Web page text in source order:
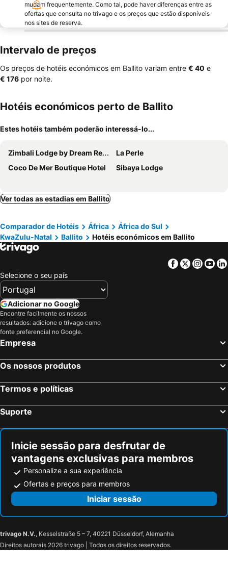
mudam frequentemente. Como tal, pode haver diferenças entre as
ofertas que consulta no trivago e os preços que estão disponíveis
nos sites de reserva.
Intervalo de preços
Os preços de hotéis económicos em Ballito variam entre ‎€ 40 e
‎€ 176 por noite.
Hotéis económicos perto de Ballito
Estes hotéis também poderão interessá-lo...
Zimbali Lodge by Dream Resorts
La Perle
Coco De Mer Boutique Hotel
Sibaya Lodge
Ver todas as estadias em Ballito
Comparador de Hotéis África
África do Sul
KwaZulu-Natal
Ballito Hotéis económicos em Ballito
Facebook
Twitter
Selecione o seu país
Adicionar no Google
Encontre facilmente os nossos
resultados: adicione o trivago como
fonte preferencial no Google.
Empresa
Os nossos produtos
Termos e políticas
Suporte
Inicie sessão para desfrutar de
vantagens exclusivas para membros
Personalize a sua experiência
Ofertas e preços para membros
Iniciar sessão
trivago N.V., Kesselstraße 5 – 7, 40221 Düsseldorf, Alemanha
Direitos autorais 2026 trivago | Todos os direitos reservados.